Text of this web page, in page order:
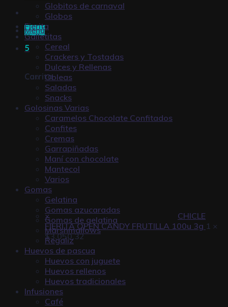
Menú
5
Carrito
×
CHICLE
FIERITA OPEN CANDY FRUTILLA 100u 3g 1 ×
$3.050,32
Globitos de carnaval
Globos
Fierita
Galletitas
Cereal
Crackers y Tostadas
Dulces y Rellenas
Obleas
Saladas
Snacks
Golosinas Varias
Caramelos Chocolate Confitados
Confites
Cremas
Garrapiñadas
Maní con chocolate
Mantecol
Varios
Gomas
Gelatina
Gomas azucaradas
Gomas de gelatina
Marshmallows
Regaliz
Huevos de pascua
Huevos con juguete
Huevos rellenos
Huevos tradicionales
Infusiones
Café